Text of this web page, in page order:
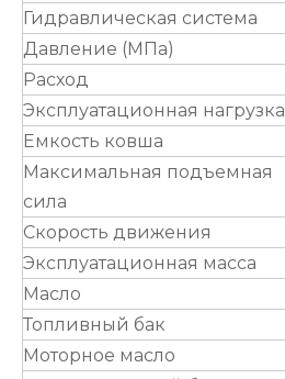
Гидравлическая система
Давление (МПа)
Расход
Эксплуатационная нагрузка
Емкость ковша
Максимальная подъемная
сила
Скорость движения
Эксплуатационная масса
Масло
Топливный бак
Моторное масло